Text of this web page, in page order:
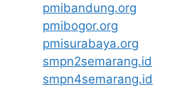
pmibandung.org
pmibogor.org
pmisurabaya.org
smpn2semarang.id
smpn4semarang.id